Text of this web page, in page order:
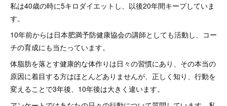
私は40歳の時に5キロダイエットし、以後20年間キープしていま
す。
10年前からは日本肥満予防健康協会の講師としても活動し、コー
チの育成にも当たっています。
体脂肪を落とす健康的な体作りは日々の習慣にあり、その本当の
原因に着目する方はほとんどありませんが、正しく知り、行動を
変えることで3年後、10年後は大きく違います。